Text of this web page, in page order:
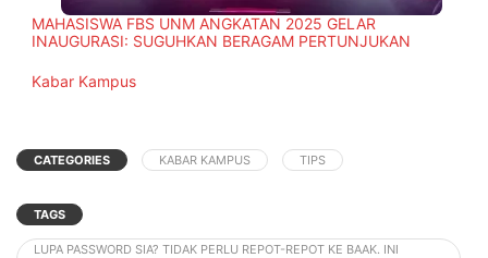
MAHASISWA FBS UNM ANGKATAN 2025 GELAR
INAUGURASI: SUGUHKAN BERAGAM PERTUNJUKAN
In relation to
Kabar Kampus
CATEGORIES KABAR KAMPUS TIPS
TAGS
LUPA PASSWORD SIA? TIDAK PERLU REPOT-REPOT KE BAAK. INI